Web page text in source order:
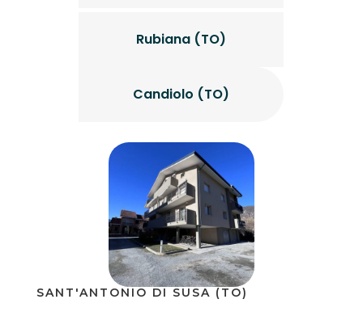
Rubiana (TO)
Candiolo (TO)
SANT'ANTONIO DI SUSA (TO)